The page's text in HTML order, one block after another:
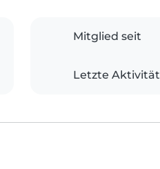
Mitglied seit
Letzte Aktivität